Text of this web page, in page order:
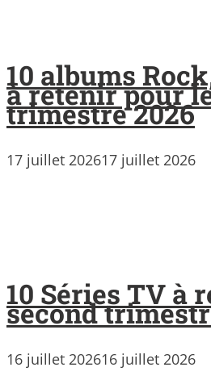
10 albums
à retenir pour
trimestre 2026
17 juillet 202617 juillet 2026
10 Séries TV à
second
16 juillet 202616 juillet 2026